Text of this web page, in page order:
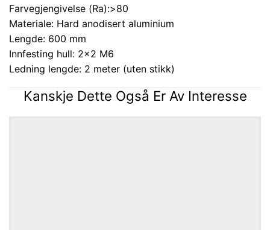
Farvegjengivelse (Ra):>80
Materiale: Hard anodisert aluminium
Lengde: 600 mm
Innfesting hull: 2×2 M6
Ledning lengde: 2 meter (uten stikk)
Kanskje Dette Også Er Av Interesse